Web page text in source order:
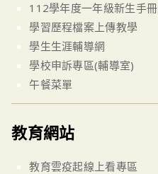
112學年度一年級新生手冊
學習歷程檔案上傳教學
學生生涯輔導網
學校申訴專區(輔導室)
午餐菜單
教育網站
教育雲疫起線上看專區